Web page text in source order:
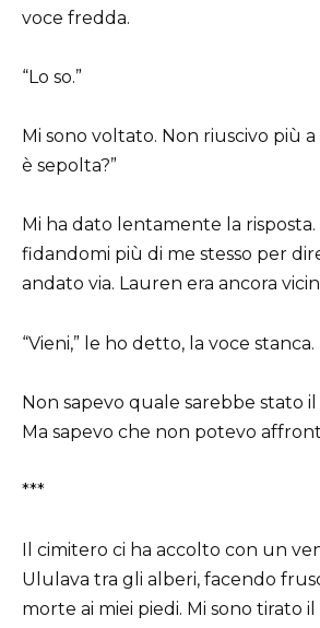
voce fredda.
“Lo so.”
Mi sono voltato. Non riuscivo più
è sepolta?”
Mi ha dato lentamente la
fidandomi più di me stesso per
andato via. Lauren era ancora
“Vieni,” le ho detto, la voce stanca.
Non sapevo quale sarebbe stato il
Ma sapevo che non potevo
***
Il cimitero ci ha accolto con un
Ululava tra gli alberi, facendo
morte ai miei piedi. Mi sono tirato